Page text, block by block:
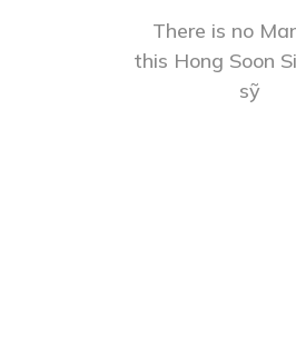
There is no
this Hong Soon
sỹ